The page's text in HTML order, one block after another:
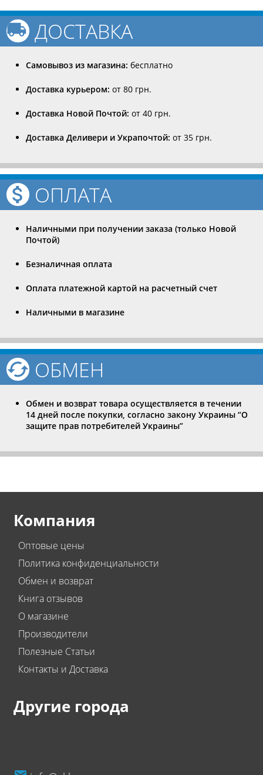
ДОСТАВКА
Самовывоз из магазина: бесплатно
Доставка курьером: от 80 грн.
Доставка Новой Почтой: от 40 грн.
Доставка Деливери и Украпочтой: от 35 грн.
ОПЛАТА
Наличными при получении заказа (только Новой
Почтой)
Безналичная оплата
Оплата платежной картой на расчетный счет
Наличными в магазине
ОБМЕН
Обмен и возврат товара осуществляется в течении
14 дней после покупки, согласно закону Украины “О
защите прав потребителей Украины”
Компания
Оптовые цены
Политика конфиденциальности
Обмен и возврат
Книга отзывов
О магазине
Производители
Полезные Статьи
Контакты и Доставка
Другие города